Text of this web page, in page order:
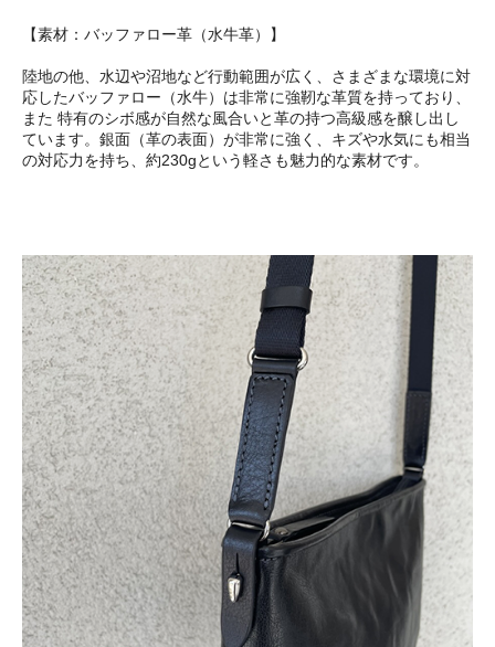
【素材：バッファロー革（水牛革）】
陸地の他、水辺や沼地など行動範囲が広く、さまざまな環境に対
応したバッファロー（水牛）は非常に強靭な革質を持っており、
また 特有のシボ感が自然な風合いと革の持つ高級感を醸し出し
ています。銀面（革の表面）が非常に強く、キズや水気にも相当
の対応力を持ち、約230gという軽さも魅力的な素材です。